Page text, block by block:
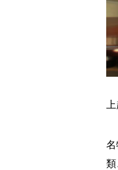
上
類